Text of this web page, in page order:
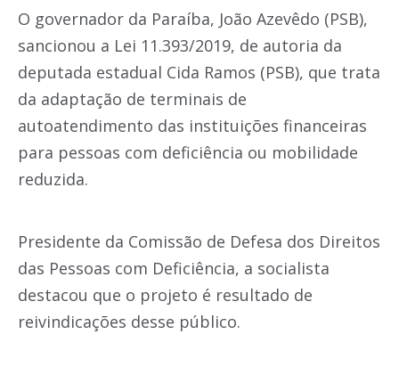
O governador da Paraíba, João Azevêdo (PSB),
sancionou a Lei 11.393/2019, de autoria da
deputada estadual Cida Ramos (PSB), que trata
da adaptação de terminais de
autoatendimento das instituições financeiras
para pessoas com deficiência ou mobilidade
reduzida.
Presidente da Comissão de Defesa dos Direitos
das Pessoas com Deficiência, a socialista
destacou que o projeto é resultado de
reivindicações desse público.